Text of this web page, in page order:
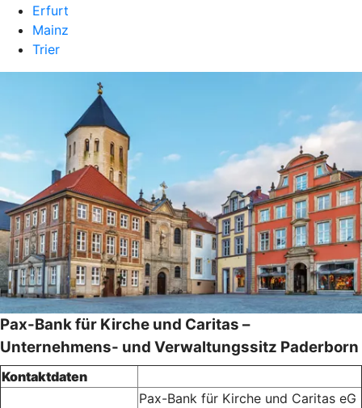
Erfurt
Mainz
Trier
Pax-Bank für Kirche und Caritas –
Unternehmens- und Verwaltungssitz Paderborn
Kontaktdaten
Pax-Bank für Kirche und Caritas eG